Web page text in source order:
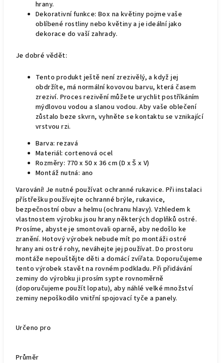
hrany.
Dekorativní funkce: Box na květiny pojme vaše
oblíbené rostliny nebo květiny a je ideální jako
dekorace do vaší zahrady.
Je dobré vědět:
Tento produkt ještě není zrezivělý, a když jej
obdržíte, má normální kovovou barvu, která časem
zreziví. Proces rezivění můžete urychlit postříkáním
mýdlovou vodou a slanou vodou. Aby vaše oblečení
zůstalo beze skvrn, vyhněte se kontaktu se vznikající
vrstvou rzi.
Barva: rezavá
Materiál: cortenová ocel
Rozměry: 770 x 50 x 36 cm (D x Š x V)
Montáž nutná: ano
Varování! Je nutné používat ochranné rukavice. Při instalaci
přístřešku používejte ochranné brýle, rukavice,
bezpečnostní obuv a helmu (ochranu hlavy). Vzhledem k
vlastnostem výrobku jsou hrany některých doplňků ostré.
Prosíme, abyste je smontovali oparně, aby nedošlo ke
zranění. Hotový výrobek nebude mít po montáži ostré
hrany ani ostré rohy, neváhejte jej používat. Do prostoru
montáže nepouštějte děti a domácí zvířata. Doporučujeme
tento výrobek stavět na rovném podkladu. Při přidávání
zeminy do výrobku ji prosím sypte rovnoměrně
(doporučujeme použít lopatu), aby náhlé velké množství
zeminy nepoškodilo vnitřní spojovací tyče a panely.
Určeno pro
Průměr